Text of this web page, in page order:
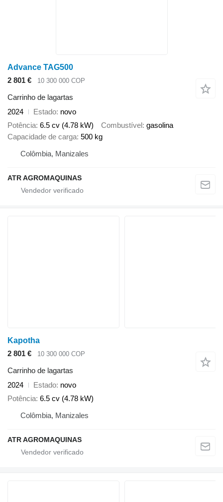
Advance TAG500
2 801 €
10 300 000 COP
Carrinho de lagartas
2024
Estado novo
Potência 6.5 cv (4.78 kW) Combustível gasolina
Capacidade de carga 500 kg
Colômbia, Manizales
ATR AGROMAQUINAS
Kapotha
2 801 €
10 300 000 COP
Carrinho de lagartas
2024
Estado novo
Potência 6.5 cv (4.78 kW)
Colômbia, Manizales
ATR AGROMAQUINAS